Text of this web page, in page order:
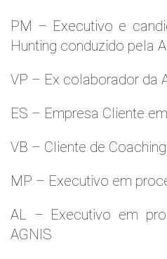
PM – Executivo e
Hunting conduzido pela
VP – Ex colaborador da
ES – Empresa Cliente
VB – Cliente de Coaching
MP – Executivo em
AL – Executivo em
AGNIS